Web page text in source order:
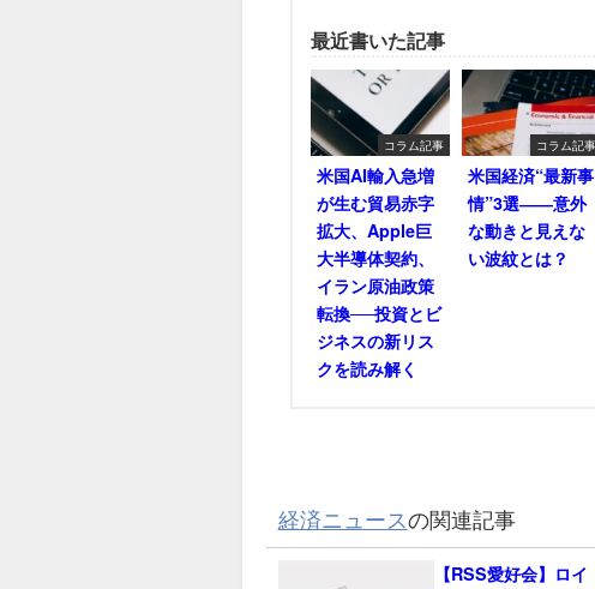
最近書いた記事
コラム記事
米国AI輸入急増
が生む貿易赤字
拡大、Apple巨
大半導体契約、
イラン原油政策
転換──投資とビ
ジネスの新リス
クを読み解く
コラム記事
米国経済“最新事
情”3選――意外
な動きと見えな
い波紋とは？
経済ニュースの関連記事
【RSS愛好会】ロイ